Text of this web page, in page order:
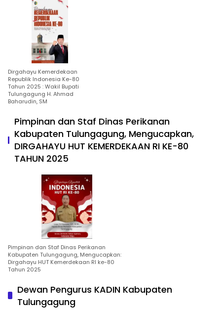
Dirgahayu Kemerdekaan
Republik Indonesia Ke-80
Tahun 2025 : Wakil Bupati
Tulungagung H. Ahmad
Baharudin, SM
Pimpinan dan Staf Dinas Perikanan
Kabupaten Tulungagung, Mengucapkan,
DIRGAHAYU HUT KEMERDEKAAN RI KE-80
TAHUN 2025
Pimpinan dan Staf Dinas Perikanan
Kabupaten Tulungagung, Mengucapkan:
Dirgahayu HUT Kemerdekaan RI ke-80
Tahun 2025
Dewan Pengurus KADIN Kabupaten
Tulungagung